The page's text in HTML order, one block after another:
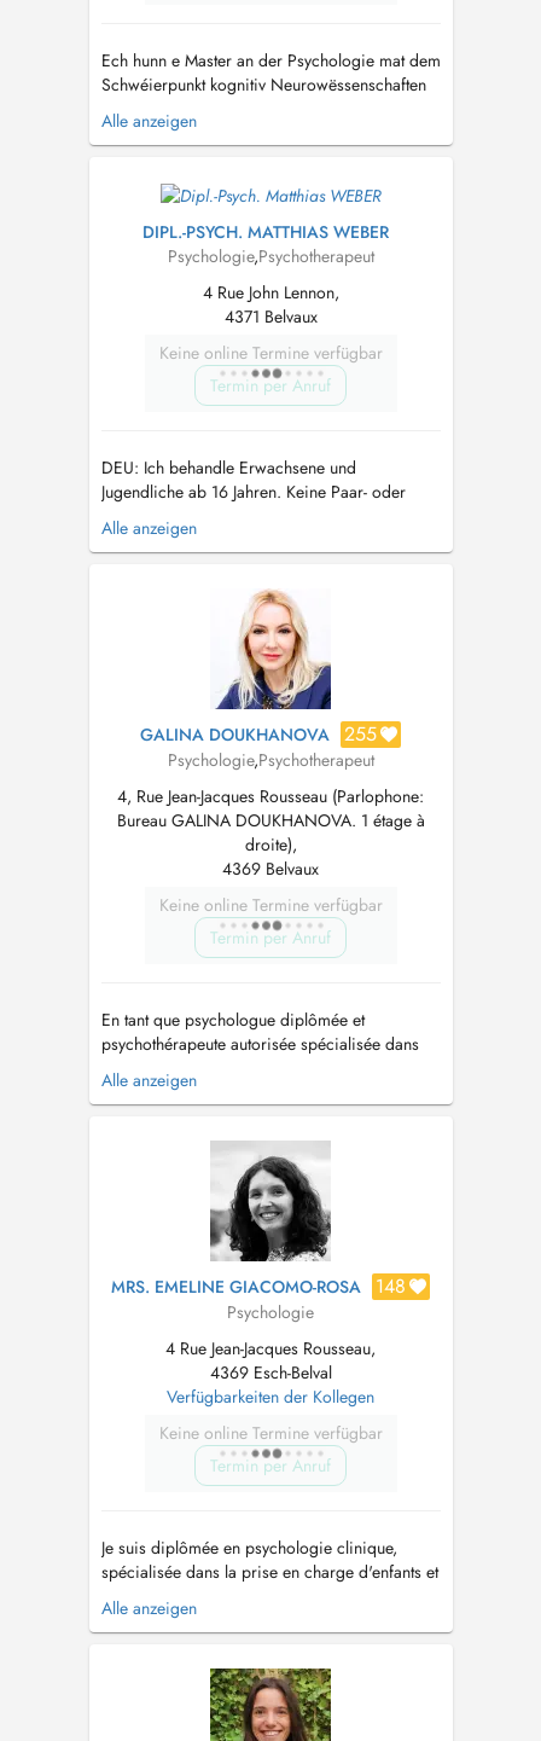
Ech hunn e Master an der Psychologie mat dem
Schwéierpunkt kognitiv Neurowëssenschaften
ofgeschloss a sinn aktuell amgaang, mäi Master
an der Psychotherapie op der Universitéit
eenzegaarteg Geschichten hunn mech ëmmer
faszinéiert. Meng Aarbecht baséiert virun ...
Alle anzeigen
DIPL.-PSYCH. MATTHIAS WEBER
Psychologie,Psychotherapeut
4 Rue John Lennon,
4371 Belvaux
Keine online Termine verfügbar
Termin per Anruf
DEU: Ich behandle Erwachsene und
Jugendliche ab 16 Jahren. Keine Paar- oder
Familientherapie. Keine gleichzeitige
Behandlung von Angehörigen. Ich darf keine
Neupatienten werden möglicherweise
vorübergehend nicht entgegengenommen. In
diesem Fall empfehle ich,...
Alle anzeigen
GALINA DOUKHANOVA 255
Psychologie,Psychotherapeut
4, Rue Jean-Jacques Rousseau (Parlophone:
Bureau GALINA DOUKHANOVA. 1 étage à
droite),
4369 Belvaux
Keine online Termine verfügbar
Termin per Anruf
En tant que psychologue diplômée et
psychothérapeute autorisée spécialisée dans
différentes approches thérapeutiques je vous
accompagne de façon professionnelle dans
maladie, chômage, problèmes de couple,
licenciement, peur, stress, surmenage...) ou...
Alle anzeigen
MRS. EMELINE GIACOMO-ROSA 148
Psychologie
4 Rue Jean-Jacques Rousseau,
4369 Esch-Belval
Verfügbarkeiten der Kollegen
Keine online Termine verfügbar
Termin per Anruf
Je suis diplômée en psychologie clinique,
spécialisée dans la prise en charge d'enfants et
adolescents (troubles anxieux, troubles
dépressifs, troubles alimentaires, gestion des
guidance parentale, maladie chronique...). Je
propose des consultations ...
Alle anzeigen